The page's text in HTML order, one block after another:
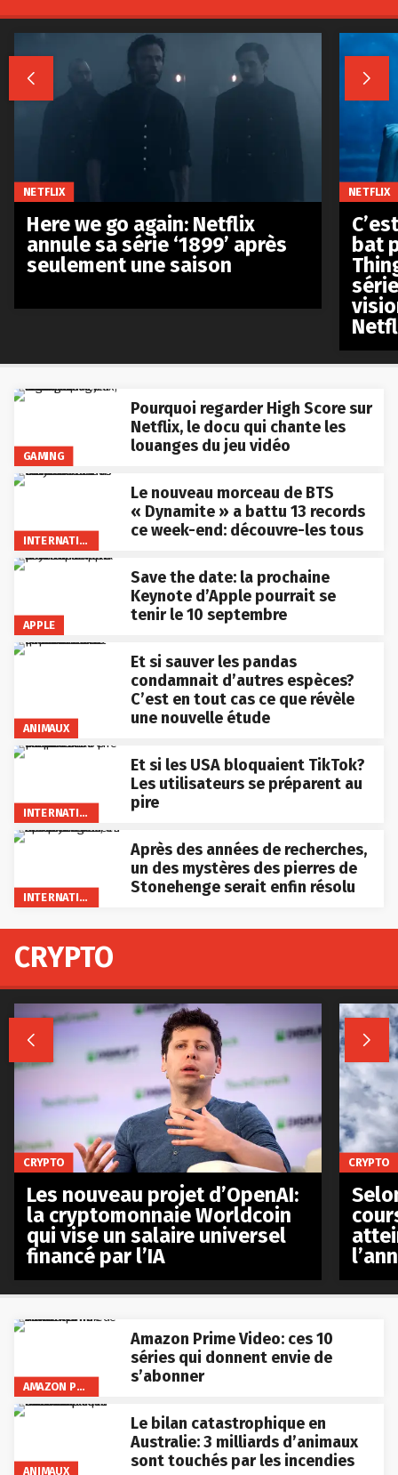
GAMING
Pourquoi regarder High Score sur
Netflix, le docu qui chante les
louanges du jeu vidéo
Le nouveau morceau de BTS
« Dynamite » a battu 13 records
ce week-end: découvre-les tous
APPLE
Save the date: la prochaine
Keynote d’Apple pourrait se
tenir le 10 septembre
ANIMAUX
Et si sauver les pandas
condamnait d’autres espèces?
C’est en tout cas ce que révèle
une nouvelle étude
Et si les USA bloquaient TikTok?
Les utilisateurs se préparent au
pire
Après des années de recherches,
un des mystères des pierres de
Stonehenge serait enfin résolu
Amazon Prime Video: ces 10
séries qui donnent envie de
s’abonner
ANIMAUX
Le bilan catastrophique en
Australie: 3 milliards d’animaux
sont touchés par les incendies
 
NETFLIX
Here we go again: Netflix
annule sa série ‘1899’ après
seulement une saison
NETFLIX
bat
CRYPTO
 
CRYPTO
Les nouveau projet d’OpenAI:
la cryptomonnaie Worldcoin
qui vise un salaire universel
financé par l’IA
CRYPTO